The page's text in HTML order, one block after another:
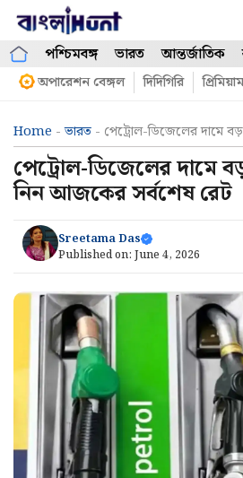
Skip
contentপশ্চিমবঙ্গ ভারত আন্তর্জাতিক
অপারেশন বেঙ্গল দিদিগিরি প্রিমিয়াম
Home -ভারত - পেট্রোল-ডিজেলের দামে
পেট্রোল-ডিজেলের দামে
নিন আজকের সর্বশেষ রেট
Sreetama Das
Published on: June 4, 2026